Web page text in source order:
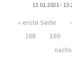
13.01.2021 -
« erste Seite
168
169